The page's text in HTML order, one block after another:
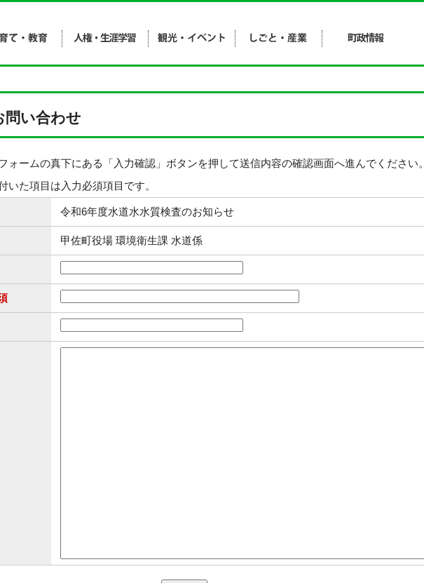
問い合わせ
ォームの真下にある「入力確認」ボタンを押して送信内容の確認画面へ進んでください。
いた項目は入力必須項目です。
令和6年度水道水水質検査のお知らせ
甲佐町役場 環境衛生課 水道係